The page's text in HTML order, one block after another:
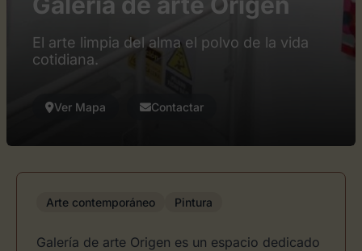
El arte limpia del alma el polvo de la vida
cotidiana.
Ver Mapa Contactar
Arte contemporáneo Pintura
Galería de arte Origen es un espacio dedicado